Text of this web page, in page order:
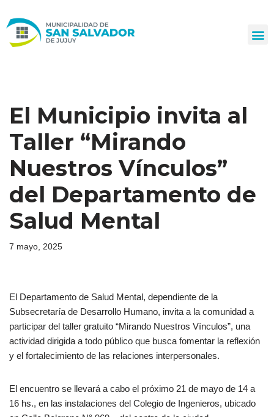
al
El Municipio invita al
Taller “Mirando
Nuestros Vínculos”
del Departamento de
Salud Mental
7 mayo, 2025
El Departamento de Salud Mental, dependiente de la
Subsecretaría de Desarrollo Humano, invita a la comunidad a
participar del taller gratuito “Mirando Nuestros Vínculos”, una
actividad dirigida a todo público que busca fomentar la reflexión
y el fortalecimiento de las relaciones interpersonales.
El encuentro se llevará a cabo el próximo 21 de mayo de 14 a
16 hs., en las instalaciones del Colegio de Ingenieros, ubicado